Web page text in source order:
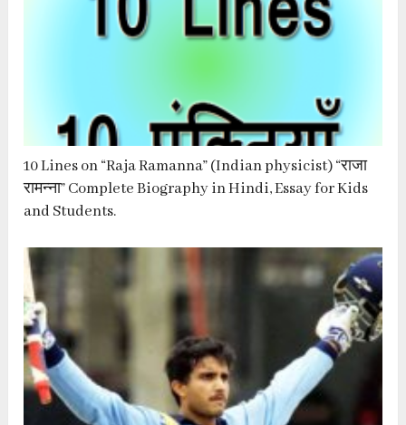
10 Lines on “Raja Ramanna” (Indian physicist) “राजा
रामन्ना” Complete Biography in Hindi, Essay for Kids
and Students.